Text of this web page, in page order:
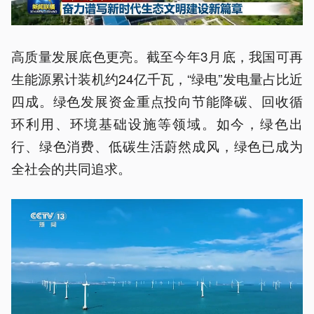
高质量发展底色更亮。截至今年3月底，我国可再
生能源累计装机约24亿千瓦，“绿电”发电量占比近
四成。绿色发展资金重点投向节能降碳、回收循
环利用、环境基础设施等领域。如今，绿色出
行、绿色消费、低碳生活蔚然成风，绿色已成为
全社会的共同追求。